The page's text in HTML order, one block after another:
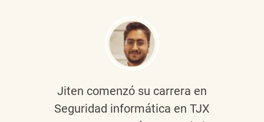
Jiten comenzó su carrera en
Seguridad informática en TJX